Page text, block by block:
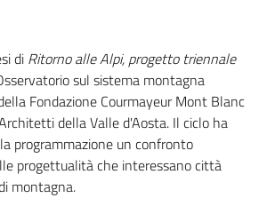
di Ritorno alle Alpi, progetto triennale
sul sistema montagna
Fondazione Courmayeur Mont Blanc
della Valle d'Aosta. Il ciclo ha
programmazione un confronto
progettualità che interessano città
montagna.